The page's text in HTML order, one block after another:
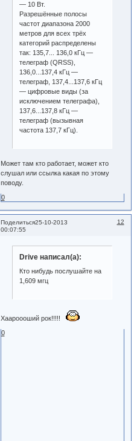
— 10 Вт.
Разрешённые полосы
частот диапазона 2000
метров для всех трёх
категорий распределены
так: 135,7... 136,0 кГц —
телеграф (QRSS),
136,0...137,4 кГц —
телеграф, 137,4...137,6 кГц
— цифровые виды (за
исключением телеграфа),
137,6...137,8 кГц —
телеграф (вызывная
частота 137,7 кГц).
Может там кто работает, может кто
слушал или ссылка какая по этому
поводу.
0
Поделиться 12
25-10-2013
00:07:55
Drive написал(а):
Кто нибудь послушайте на
1,609 мгц
Хаароооший рок!!!!!
0